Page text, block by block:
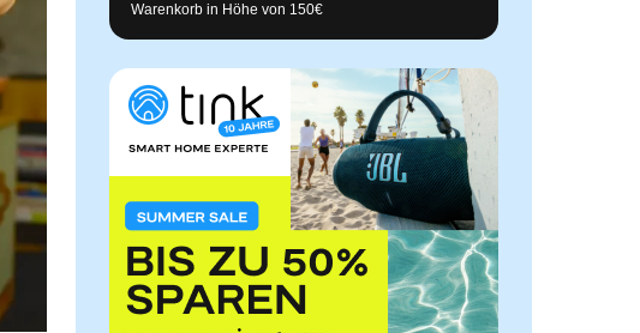
Warenkorb in Höhe von 150€